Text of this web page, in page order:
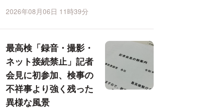
2026年08月06日 11時39分
最高検「録音・撮影・
ネット接続禁止」記者
会見に初参加、検事の
不祥事より強く残った
異様な風景